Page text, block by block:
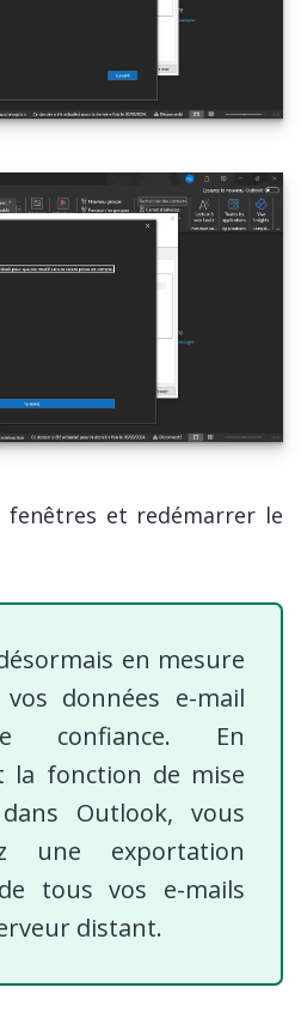
et redémarrer le
en mesure
données e-mail
confiance. En
la fonction de mise
Outlook, vous
une exportation
tous vos e-mails
distant.